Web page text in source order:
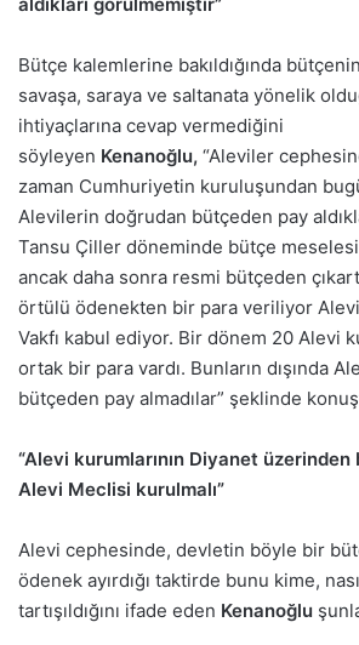
Bütçe kalemlerine bakıldığında
savaşa, saraya ve saltanata yönelik
ihtiyaçlarına cevap vermediğini
söyleyen Kenanoğlu, “Aleviler
zaman Cumhuriyetin kuruluşundan
Alevilerin doğrudan bütçeden pay
Tansu Çiller döneminde bütçe
ancak daha sonra resmi bütçeden
örtülü ödenekten bir para veriliyor
Vakfı kabul ediyor. Bir dönem 20 Alevi
ortak bir para vardı. Bunların dışında
bütçeden pay almadılar” şeklinde
“Alevi kurumlarının Diyanet
Alevi Meclisi kurulmalı”
Alevi cephesinde, devletin böyle bir
ödenek ayırdığı taktirde bunu kime,
tartışıldığını ifade eden Kenanoğlu